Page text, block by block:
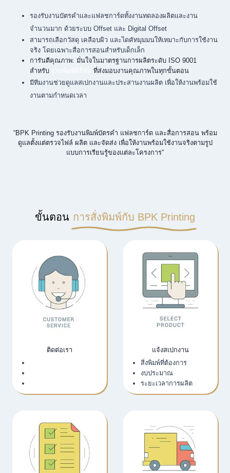
รองรับงานบัตรคำและแฟลชการ์ดทั้งงานทดลองผลิตและงาน
จำนวนมาก ด้วยระบบ Offset และ Digital Offset
สามารถเลือกวัสดุ เคลือบผิว และไดคัทมุมมนให้เหมาะกับการใช้งาน
จริง โดยเฉพาะสื่อการสอนสำหรับเด็กเล็ก
การันตีคุณภาพ: มั่นใจในมาตรฐานการผลิตระดับ ISO 9001
สำหรับ
ที่ส่งมอบงานคุณภาพในทุกขั้นตอน
มีทีมงานช่วยดูแลสเปกงานและประสานงานผลิต เพื่อให้งานพร้อมใช้
งานตามกำหนดเวลา
“BPK Printing รองรับงานพิมพ์บัตรคำ แฟลชการ์ด และสื่อการสอน พร้อม
ดูแลตั้งแต่ตรวจไฟล์ ผลิต และจัดส่ง เพื่อให้งานพร้อมใช้งานจริงตามรูป
แบบการเรียนรู้ของแต่ละโครงการ”
ขั้นตอน การสั่งพิมพ์กับ BPK Printing
ติดต่อเรา
แจ้งสเปกงาน
สิ่งพิมพ์ที่ต้องการ
งบประมาณ
ระยะเวลาการผลิต